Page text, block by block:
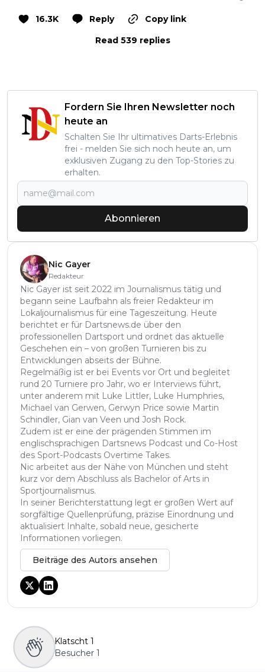
16.3K Reply
Copy link
Read 539 replies
Fordern Sie Ihren Newsletter noch
heute an
Schalten Sie Ihr ultimatives Darts-Erlebnis
frei - melden Sie sich noch heute an, um
exklusiven Zugang zu den Top-Stories zu
erhalten.
Abonnieren
Nic Gayer
Redakteur
Nic Gayer ist seit 2022 im Journalismus tätig und
begann seine Laufbahn als freier Redakteur im
Lokaljournalismus für eine Tageszeitung. Heute
berichtet er für Dartsnews.de über den
professionellen Dartsport und ordnet das aktuelle
Geschehen ein – von großen Turnieren bis zu
Entwicklungen abseits der Bühne.
Regelmäßig ist er bei Events vor Ort und begleitet
rund 20 Turniere pro Jahr, wo er Interviews führt,
unter anderem mit Luke Littler, Luke Humphries,
Michael van Gerwen, Gerwyn Price sowie Martin
Schindler, Gian van Veen und Josh Rock.
Zudem ist er eine der prägenden Stimmen im
englischsprachigen Dartsnews Podcast und Co-Host
des Sport-Podcasts Overtime Takes.
Nic arbeitet aus der Nähe von München und steht
kurz vor dem Abschluss als Bachelor of Arts in
Sportjournalismus.
In seiner Berichterstattung legt er großen Wert auf
sorgfältige Quellenprüfung, präzise Einordnung und
aktualisiert Inhalte, sobald neue, gesicherte
Informationen vorliegen.
Beiträge des Autors ansehen
Klatscht 1
Besucher 1